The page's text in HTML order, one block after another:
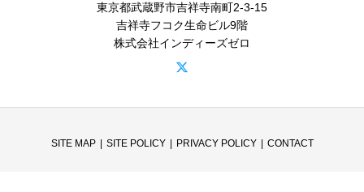
東京都武蔵野市吉祥寺南町2-3-15
吉祥寺フコク生命ビル9階
株式会社インディーズゼロ
SITE MAP SITE POLICY PRIVACY POLICY CONTACT